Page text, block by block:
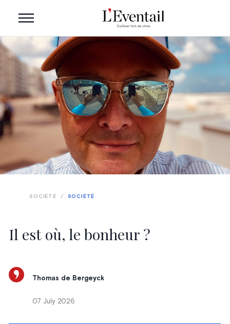
Il est où, le bonheur ?
SOCIÉTÉ / SOCIÉTÉ
Thomas de Bergeyck
07 July 2026